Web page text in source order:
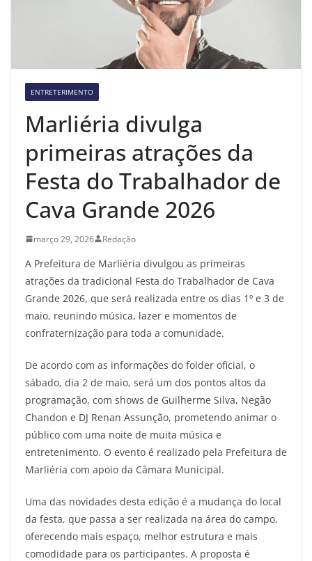
ENTRETERIMENTO
Marliéria divulga
primeiras atrações da
Festa do Trabalhador de
Cava Grande 2026
março 29, 2026 Redação
A Prefeitura de Marliéria divulgou as primeiras
atrações da tradicional Festa do Trabalhador de Cava
Grande 2026, que será realizada entre os dias 1º e 3 de
maio, reunindo música, lazer e momentos de
confraternização para toda a comunidade.
De acordo com as informações do folder oficial, o
sábado, dia 2 de maio, será um dos pontos altos da
programação, com shows de Guilherme Silva, Negão
Chandon e DJ Renan Assunção, prometendo animar o
público com uma noite de muita música e
entretenimento. O evento é realizado pela Prefeitura de
Marliéria com apoio da Câmara Municipal.
Uma das novidades desta edição é a mudança do local
da festa, que passa a ser realizada na área do campo,
oferecendo mais espaço, melhor estrutura e mais
comodidade para os participantes. A proposta é